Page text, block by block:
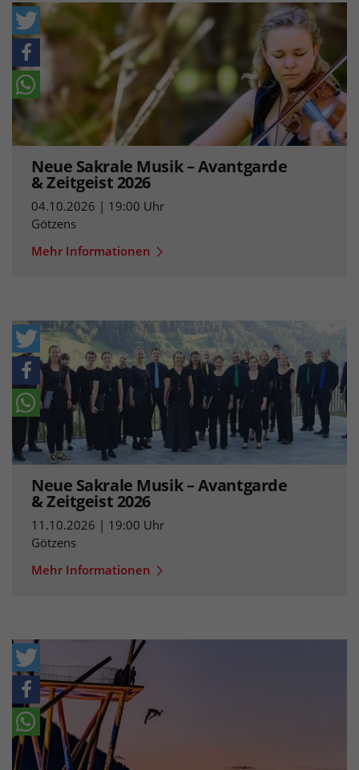
Neue Sakrale Musik – Avantgarde
& Zeitgeist 2026
04.10.2026 | 19:00 Uhr
Götzens
Mehr Informationen
Neue Sakrale Musik – Avantgarde
& Zeitgeist 2026
11.10.2026 | 19:00 Uhr
Götzens
Mehr Informationen